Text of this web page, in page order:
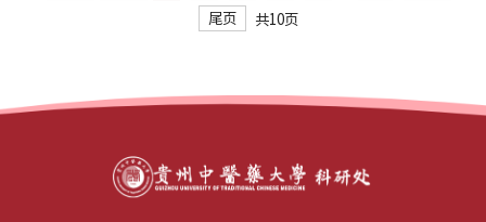
尾页 共10页